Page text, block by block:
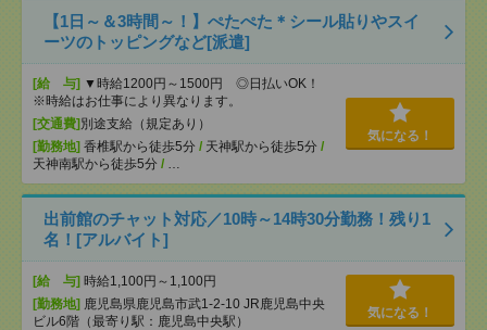
【1日～＆3時間～！】ぺたぺた＊シール貼りやスイ
ーツのトッピングなど[派遣]
[給 与] ▼時給1200円～1500円 ◎日払いOK！
※時給はお仕事により異なります。
[交通費] 別途支給（規定あり）
[勤務地] 香椎駅から徒歩5分 / 天神駅から徒歩5分 /
天神南駅から徒歩5分 / …
気になる！
出前館のチャット対応／10時～14時30分勤務！残り1
名！[アルバイト]
[給 与] 時給1,100円～1,100円
[勤務地] 鹿児島県鹿児島市武1-2-10 JR鹿児島中央
ビル6階（最寄り駅：鹿児島中央駅）
気になる！